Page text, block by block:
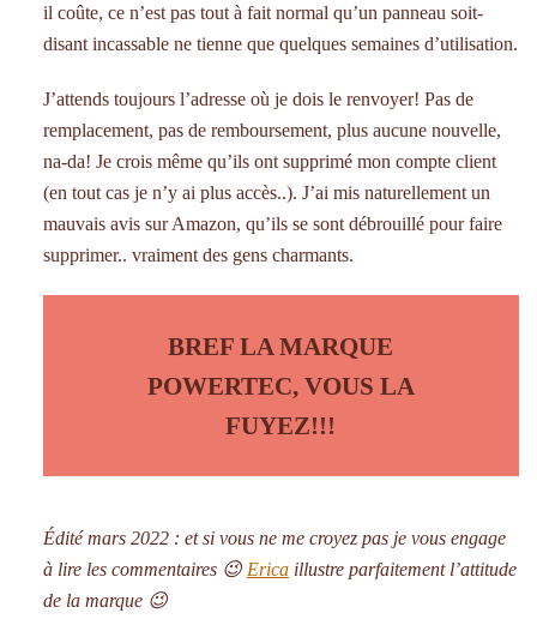
il coûte, ce n’est pas tout à fait normal qu’un panneau soit-
disant incassable ne tienne que quelques semaines d’utilisation.
J’attends toujours l’adresse où je dois le renvoyer! Pas de
remplacement, pas de remboursement, plus aucune nouvelle,
na-da! Je crois même qu’ils ont supprimé mon compte client
(en tout cas je n’y ai plus accès..). J’ai mis naturellement un
mauvais avis sur Amazon, qu’ils se sont débrouillé pour faire
supprimer.. vraiment des gens charmants.
BREF LA MARQUE
POWERTEC, VOUS LA
FUYEZ!!!
Édité mars 2022 : et si vous ne me croyez pas je vous engage
à lire les commentaires 😉 Ericaillustre parfaitement l’attitude
de la marque 😉